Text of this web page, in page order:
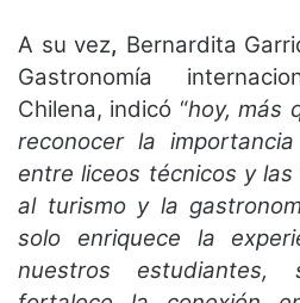
A su vez, Bernardita
Gastronomía
Chilena, indicó “hoy, más
reconocer la
entre liceos técnicos y
al turismo y la
solo enriquece la
nuestros estudiantes,